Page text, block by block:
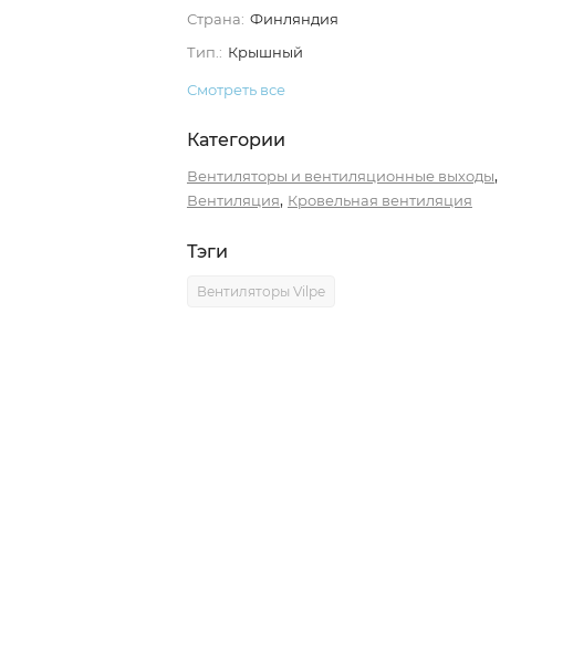
Страна: Финляндия
Тип.: Крышный
Смотреть все
Категории
Вентиляторы и вентиляционные выходы,
Вентиляция, Кровельная вентиляция
Тэги
Вентиляторы Vilpe